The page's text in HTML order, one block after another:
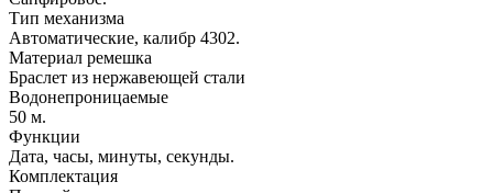
Тип механизма
Автоматические, калибр 4302.
Материал ремешка
Браслет из нержавеющей стали
Водонепроницаемые
50 м.
Функции
Дата, часы, минуты, секунды.
Комплектация